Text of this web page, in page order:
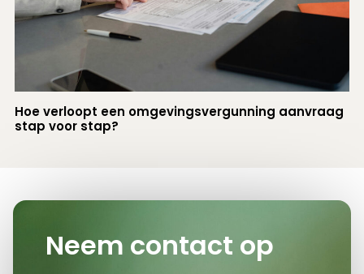
Hoe verloopt een omgevingsvergunning aanvraag
stap voor stap?
Neem contact op